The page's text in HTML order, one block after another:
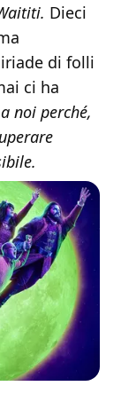
Dieci
di folli
ci ha
noi perché,